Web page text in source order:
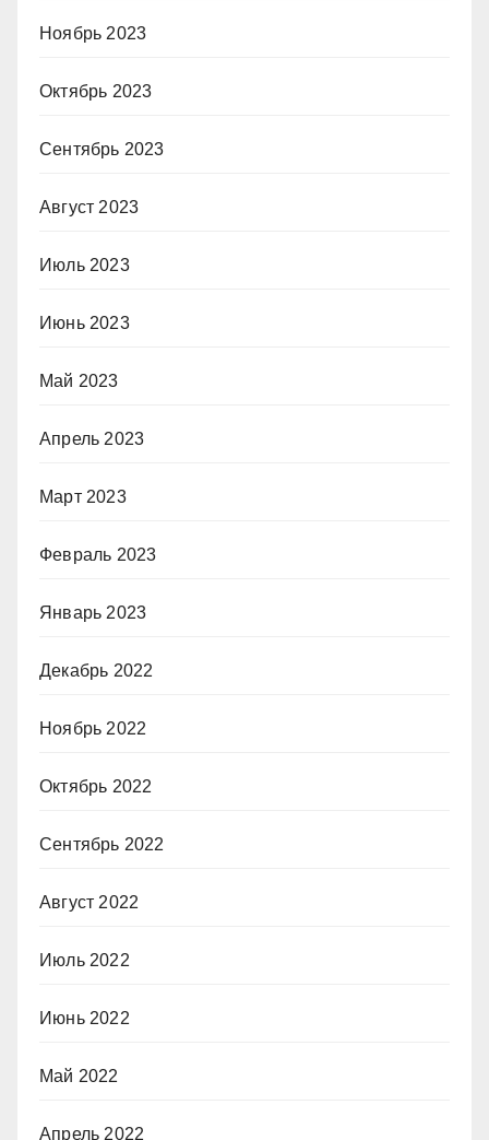
Ноябрь 2023
Октябрь 2023
Сентябрь 2023
Август 2023
Июль 2023
Июнь 2023
Май 2023
Апрель 2023
Март 2023
Февраль 2023
Январь 2023
Декабрь 2022
Ноябрь 2022
Октябрь 2022
Сентябрь 2022
Август 2022
Июль 2022
Июнь 2022
Май 2022
Апрель 2022